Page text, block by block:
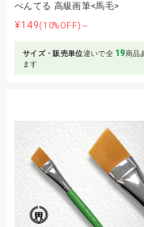
ぺんてる 高級画筆<馬毛>
¥149(10%OFF)～
サイズ・販売単位違いで全 19商品
ます